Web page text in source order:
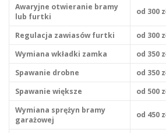
Awaryjne otwieranie bramy
lub furtki
od 300
Regulacja zawiasów furtki
od 300
Wymiana wkładki zamka
od 350
Spawanie drobne
od 350
Spawanie większe
od 500
Wymiana sprężyn bramy
garażowej
od 450